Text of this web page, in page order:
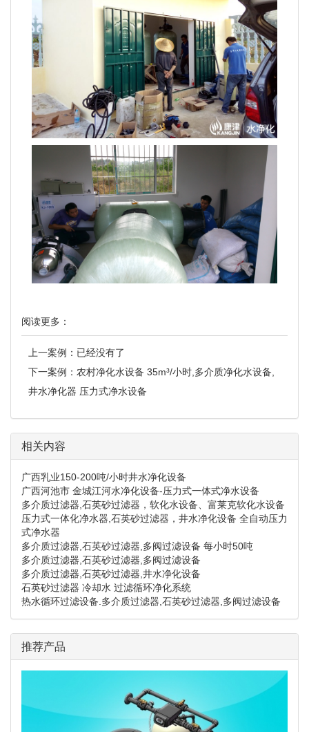
阅读更多：
上一案例：已经没有了
下一案例： 农村净化水设备 35m³/小时,多介质净化水设备,
井水净化器 压力式净水设备
相关内容
广西乳业150-200吨/小时井水净化设备
广西河池市 金城江河水净化设备-压力式一体式净水设备
多介质过滤器,石英砂过滤器，软化水设备、富莱克软化水设备
压力式一体化净水器,石英砂过滤器，井水净化设备 全自动压力
式净水器
多介质过滤器,石英砂过滤器,多阀过滤设备 每小时50吨
多介质过滤器,石英砂过滤器,多阀过滤设备
多介质过滤器,石英砂过滤器,井水净化设备
石英砂过滤器 冷却水 过滤循环净化系统
热水循环过滤设备.多介质过滤器,石英砂过滤器,多阀过滤设备
推荐产品